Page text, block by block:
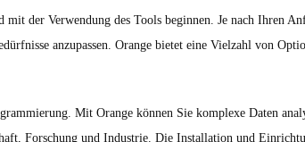
der Verwendung des Tools beginnen. Je nach Ihren
anzupassen. Orange bietet eine Vielzahl von
Mit Orange können Sie komplexe Daten
Forschung und Industrie. Die Installation und